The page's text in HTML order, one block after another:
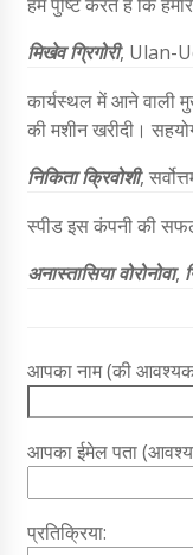
हम पुष्टि करते हैं कि
मिखेव ग्रिगोरी, Ulan-
कार्यस्थल में आने वाली
की मशीन खरीदी।
निकिता क्रिवोशी,
स्पीड इस कंपनी की
अनास्तासिया वोरोनोवा,
आपका नाम (की
आपका ईमेल पता
प्रतिक्रिया: